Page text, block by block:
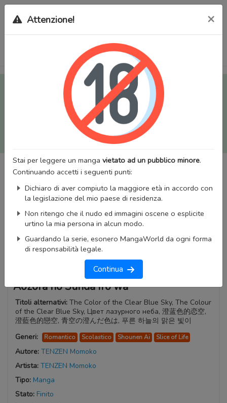
Tutti i Doujinshi e Manga per adulti (+18) sono stati trasferiti
sul nostro nuovo sito (
mangaworldadult.net
); invece, per i
Manga classici, puoi utilizzare
MangaWorld
Potrai effettuare illogincon il tuo account di MangaWorld
tutti i dati sono condivisi tra i due siti,
perderai alcun dato, inclusi bookmarks e premium
Attenzione! ×
Stai per leggere un manga vietato ad un pubblico minore.
Continuando accetti i seguenti punti:
Dichiaro di aver compiuto la maggiore età in accordo con
la legislazione del mio paese di residenza.
Non ritengo che il nudo ed immagini oscene o esplicite
urtino la mia persona in alcun modo.
Guardando la serie, esonero MangaWorld da ogni forma
di responsabilità legale.
Continua
Aozora no Sunda Iro wa
Titoli alternativi: The Color of the Clear Blue Sky, The Colour
of the Clear Blue Sky, Цвет лазурного неба, 澄蓝色的恋空,
澄藍色的戀空, 青空の澄んだ色は, 푸른 하늘의 맑은 빛이
Generi:
Romantico Scolastico Shounen Ai Slice of Life
Autore: TENZEN Momoko
Artista: TENZEN Momoko
Tipo: Manga
Stato: Finito